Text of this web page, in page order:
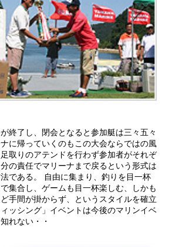
終了し、閉会となると参加艇は三々五々
に帰っていくのもこの大会ならではの風
取りのアテンドを行わず参加者がそれぞ
の責任でマリーナまで戻るという形式は
である。 自由に集まり、釣りを目一杯
集合し、ゲームも目一杯楽しむ、しかも
手間が掛からず、というスタイルを確立
ッシング」イベントは今後のマリンイベ
れない・・